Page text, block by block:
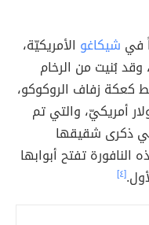
في شيكاغو الأمريكيّة،
وقد بُنيت من الرخام
كعكة زفاف الروكوكو،
حوالي 750 ألف دولار أمريكيّ، والتي تم
ذكرى شقيقها
تفتح أبوابها
[٤]